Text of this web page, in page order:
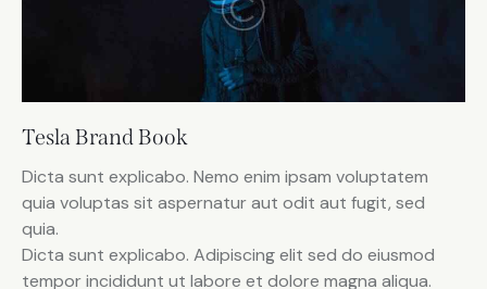
Tesla Brand Book
Dicta sunt explicabo. Nemo enim ipsam voluptatem
quia voluptas sit aspernatur aut odit aut fugit, sed
quia.
Dicta sunt explicabo. Adipiscing elit sed do eiusmod
tempor incididunt ut labore et dolore magna aliqua.